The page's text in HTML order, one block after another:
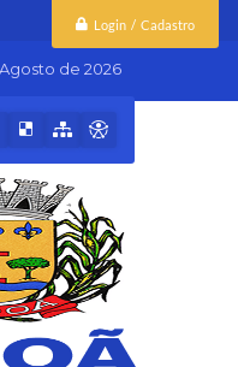
Login / Cadastro
de 2026